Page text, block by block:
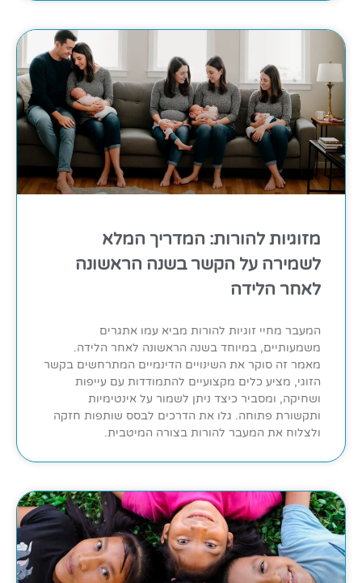
מזוגיות להורות: המדריך המלא
לשמירה על הקשר בשנה הראשונה
לאחר הלידה
המעבר מחיי זוגיות להורות מביא עמו אתגרים
משמעותיים, במיוחד בשנה הראשונה לאחר הלידה.
מאמר זה סוקר את השינויים הדינמיים המתרחשים בקשר
הזוגי, מציע כלים מקצועיים להתמודדות עם עייפות
ושחיקה, ומסביר כיצד ניתן לשמור על אינטימיות
ותקשורת פתוחה. גלו את הדרכים לבסס שותפות חזקה
ולצלוח את המעבר להורות בצורה המיטבית.